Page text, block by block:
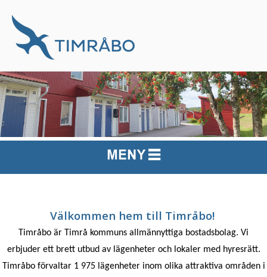
Välkommen hem till Timråbo!
Timråbo är Timrå kommuns allmännyttiga bostadsbolag. Vi
erbjuder ett brett utbud av lägenheter och lokaler med hyresrätt.
Timråbo förvaltar 1 975 lägenheter inom olika attraktiva områden i